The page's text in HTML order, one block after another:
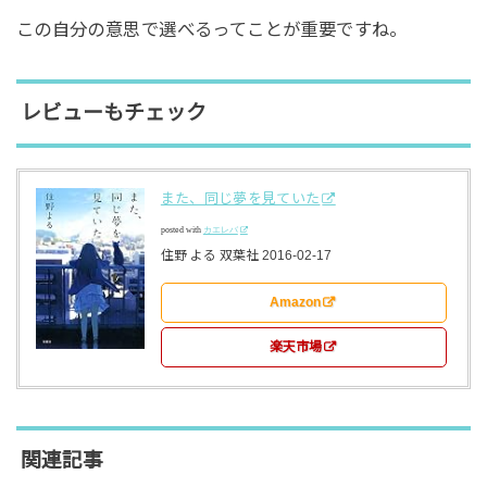
この自分の意思で選べるってことが重要ですね。
レビューもチェック
また、同じ夢を見ていた
posted with カエレバ
住野 よる 双葉社 2016-02-17
Amazon
楽天市場
関連記事